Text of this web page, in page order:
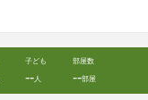
子ども
--人
部屋数
--部屋